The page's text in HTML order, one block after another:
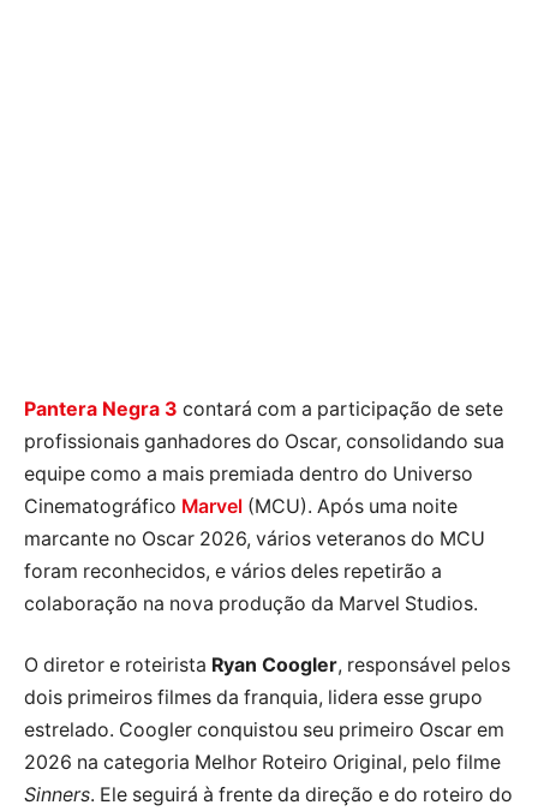
Pantera Negra 3 contará com a participação de sete
profissionais ganhadores do Oscar, consolidando sua
equipe como a mais premiada dentro do Universo
Cinematográfico Marvel (MCU). Após uma noite
marcante no Oscar 2026, vários veteranos do MCU
foram reconhecidos, e vários deles repetirão a
colaboração na nova produção da Marvel Studios.
O diretor e roteirista Ryan Coogler, responsável pelos
dois primeiros filmes da franquia, lidera esse grupo
estrelado. Coogler conquistou seu primeiro Oscar em
2026 na categoria Melhor Roteiro Original, pelo filme
Sinners. Ele seguirá à frente da direção e do roteiro do